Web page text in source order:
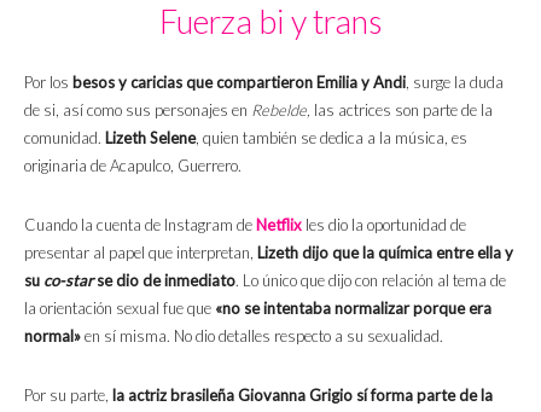
Fuerza bi y trans
Por los besos y caricias que compartieron Emilia y Andi, surge la duda
de si, así como sus personajes en Rebelde, las actrices son parte de la
comunidad. Lizeth Selene, quien también se dedica a la música, es
originaria de Acapulco, Guerrero.
Cuando la cuenta de Instagram de Netflix les dio la oportunidad de
presentar al papel que interpretan, Lizeth dijo que la química entre ella y
su co-starse dio de inmediato. Lo único que dijo con relación al tema de
la orientación sexual fue que «no se intentaba normalizar porque era
normal»en sí misma. No dio detalles respecto a su sexualidad.
Por su parte, la actriz brasileña Giovanna Grigio sí forma parte de la